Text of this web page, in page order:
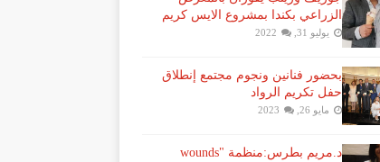
الزراعي بكندا بمشروع الايس كريم
يوليو 31, 2022
بحضور فنانين ونجوم مجتمع إنطلاق
حفل تكريم الرواد
مايو 26, 2023
د.مريم بطرس:منظمة "wounds